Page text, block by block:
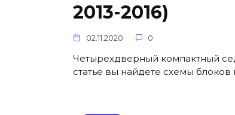
2013-2016)
02.11.2020 0
Четырехдверный компактный
статье вы найдете схемы